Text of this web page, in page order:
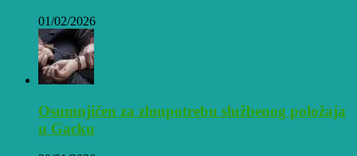
01/02/2026
Osumnjičen za zloupotrebu službenog položaja
u Gacku